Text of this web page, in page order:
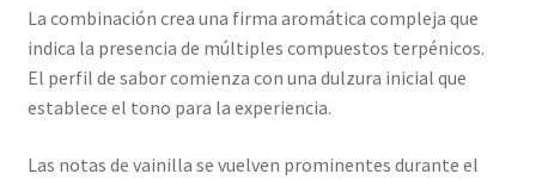
La combinación crea una firma aromática compleja que
indica la presencia de múltiples compuestos terpénicos.
El perfil de sabor comienza con una dulzura inicial que
establece el tono para la experiencia.
Las notas de vainilla se vuelven prominentes durante el